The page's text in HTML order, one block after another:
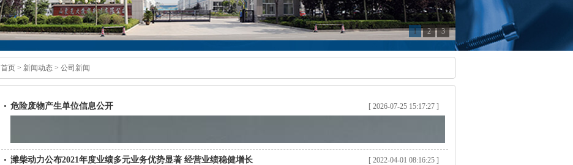
1 2 3
首页 > 新闻动态 > 公司新闻
危险废物产生单位信息公开 [ 2026-07-25 15:17:27 ]
潍柴动力公布2021年度业绩多元业务优势显著 经营业绩稳健增长 [ 2022-04-01 08:16:25 ]